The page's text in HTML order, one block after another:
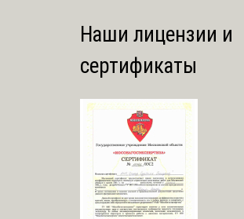
Наши лицензии и
сертификаты